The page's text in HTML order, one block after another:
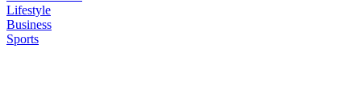
Lifestyle
Business
Sports